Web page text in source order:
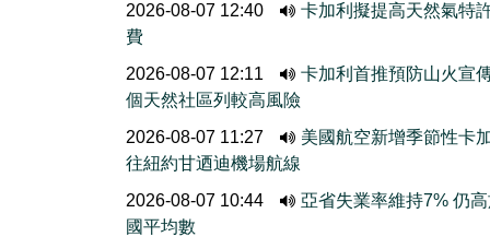
2026-08-07 12:40
卡加利擬提高天然氣特
費
2026-08-07 12:11
卡加利首推預防山火宣
個天然社區列較高風險
2026-08-07 11:27
美國航空新增季節性卡
往紐約甘迺迪機場航線
2026-08-07 10:44
亞省失業率維持7% 仍
國平均數